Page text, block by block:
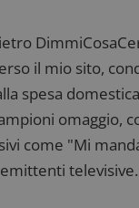
il mio sito,
spesa
omaggio,
come "Mi
Nome
_pk_id.1.938b
_pk_ses.1.938b
Nome
test_cookie